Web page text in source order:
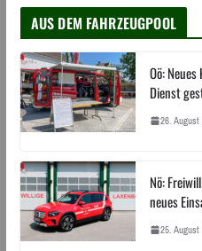
AUS DEM FAHRZEUGPOOL
Oö:
Dienst
26.
Nö:
neues
25.